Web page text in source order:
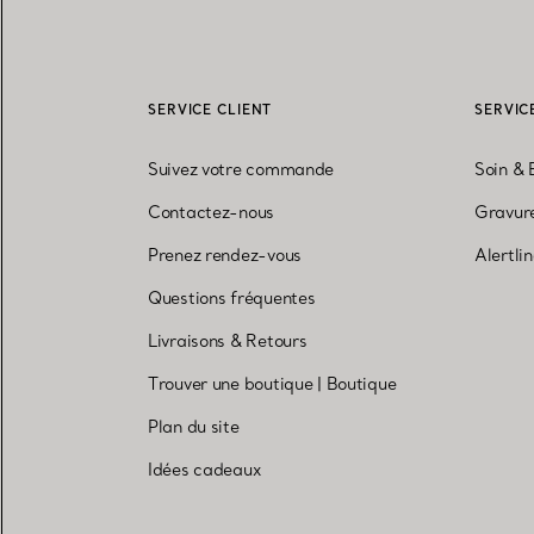
SERVICE CLIENT
Suivez votre commande
Contactez-nous
Prenez rendez-vous
Questions fréquentes
Livraisons & Retours
Trouver une boutique| Boutique
Plan du site
Idées cadeaux
Soin &